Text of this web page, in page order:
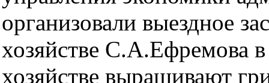
организовали выездное
хозяйстве С.А.Ефремова
хозяйстве выращивают